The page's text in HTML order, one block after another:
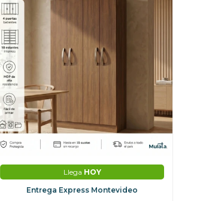
Llega HOY
Entrega Express Montevideo